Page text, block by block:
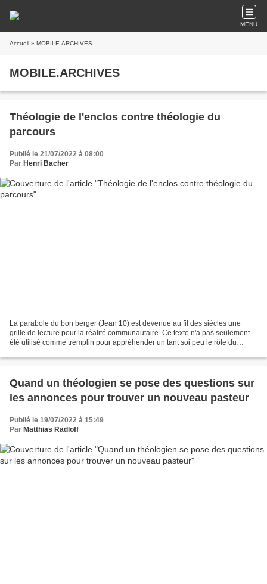
MENU
Accueil » MOBILE.ARCHIVES
MOBILE.ARCHIVES
Théologie de l'enclos contre théologie du
parcours
Publié le 21/07/2022 à 08:00
Par Henri Bacher
La parabole du bon berger (Jean 10) est devenue au fil des siècles une
grille de lecture pour la réalité communautaire. Ce texte n'a pas seulement
été utilisé comme tremplin pour appréhender un tant soi peu le rôle du
Quand un théologien se pose des questions sur
les annonces pour trouver un nouveau pasteur
Publié le 19/07/2022 à 15:49
Par Matthias Radloff